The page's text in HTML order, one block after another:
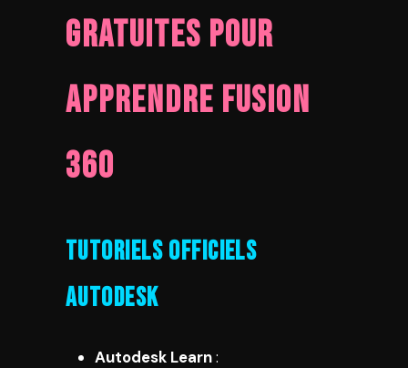
Gratuites pour
Apprendre Fusion
360
Tutoriels Officiels
Autodesk
Autodesk Learn: